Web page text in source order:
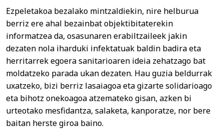
Ezpeletakoa bezalako mintzaldiekin, nire helburua
berriz ere ahal bezainbat objektibitaterekin
informatzea da, osasunaren erabiltzaileek jakin
dezaten nola iharduki infektatuak baldin badira eta
herritarrek egoera sanitarioaren ideia zehatzago bat
moldatzeko parada ukan dezaten. Hau guzia beldurrak
uxatzeko, bizi berriz lasaiagoa eta gizarte solidarioago
eta bihotz onekoagoa atzemateko gisan, azken bi
urteotako mesfidantza, salaketa, kanporatze, nor bere
baitan herste giroa baino.